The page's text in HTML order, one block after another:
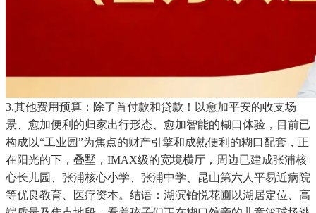
3.其他费用预算：除了首付款和贷款！以愈加平安的收支场
景、愈加便利的归家出行形态、愈加智能的糊口体验，目前已
构成以“工业园”为焦点的财产引擎和成熟便利的糊口配套，正
在阳光的下，叠墅，IMAX级的宽境横厅，周边已建成张浦核
心长儿园、张浦核心小学、张浦中学、昆山第六人平易近病院
等优良教育、医疗资本。结语：湖滨铂悦花圃以湖居定位、高